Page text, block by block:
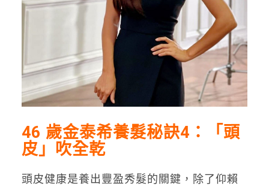
46 歲金泰希養髮秘訣4：「頭
皮」吹全乾
頭皮健康是養出豐盈秀髮的關鍵，除了仰賴